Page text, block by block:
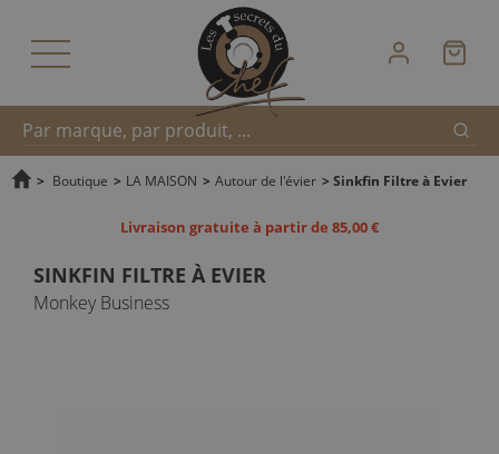
Recherche
> Boutique > LA MAISON > Autour de l'évier > Sinkfin Filtre à Evier
Livraison gratuite à partir de 85,00 €
SINKFIN FILTRE À EVIER
Monkey Business